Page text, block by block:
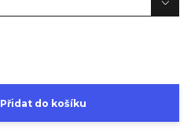
Přidat do košíku